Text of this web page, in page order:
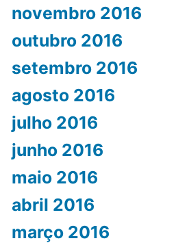
novembro 2016
outubro 2016
setembro 2016
agosto 2016
julho 2016
junho 2016
maio 2016
abril 2016
março 2016